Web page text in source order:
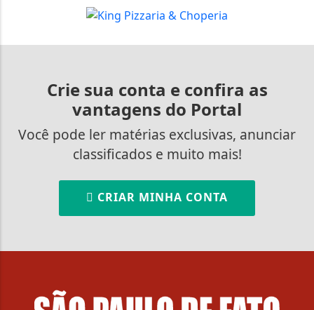
Crie sua conta e confira as
vantagens do Portal
Você pode ler matérias exclusivas, anunciar
classificados e muito mais!
CRIAR MINHA CONTA